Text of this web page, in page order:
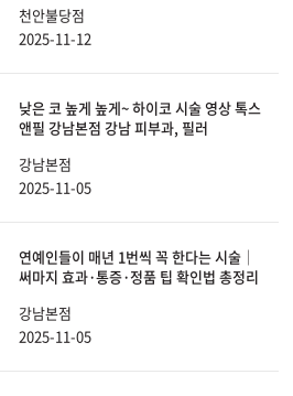
천안불당점
2025-11-12
낮은 코 높게 높게~ 하이코 시술 영상 톡스
앤필 강남본점 강남 피부과, 필러
강남본점
2025-11-05
연예인들이 매년 1번씩 꼭 한다는 시술│
써마지 효과·통증·정품 팁 확인법 총정리
강남본점
2025-11-05